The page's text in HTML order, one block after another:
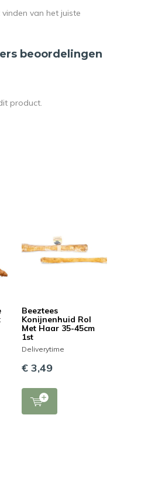
van het juiste
beoordelingen
product.
Beeztees
Konijnenhuid Rol
Met Haar 35-45cm
1st
Deliverytime
€ 3,49